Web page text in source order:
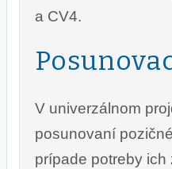
a CV4.
V univerzálnom
posunovaní
prípade potreby